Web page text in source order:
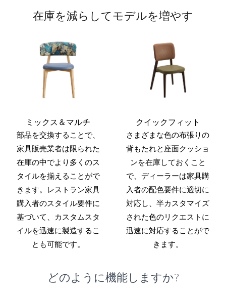
在庫を減らしてモデルを増やす
ミックス＆マルチ
部品を交換することで、
家具販売業者は限られた
在庫の中でより多くのス
タイルを揃えることがで
きます。レストラン家具
購入者のスタイル要件に
基づいて、カスタムスタ
イルを迅速に製造するこ
とも可能です。
クイックフィット
さまざまな色の布張りの
背もたれと座面クッショ
ンを在庫しておくこと
で、ディーラーは家具購
入者の配色要件に適切に
対応し、半カスタマイズ
された色のリクエストに
迅速に対応することがで
きます。
どのように機能しますか?